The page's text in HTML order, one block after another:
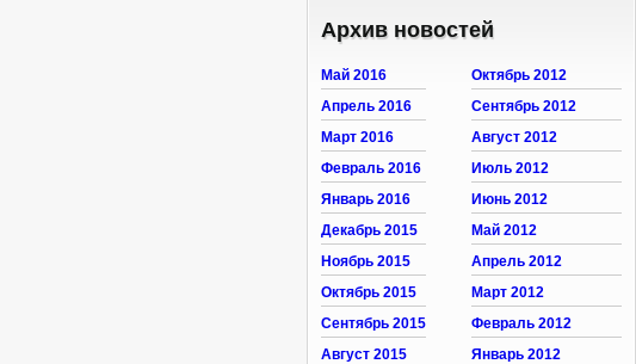
Архив новостей
Май 2016
Апрель 2016
Март 2016
Февраль 2016
Январь 2016
Декабрь 2015
Ноябрь 2015
Октябрь 2015
Сентябрь 2015
Август 2015
Октябрь 2012
Сентябрь 2012
Август 2012
Июль 2012
Июнь 2012
Май 2012
Апрель 2012
Март 2012
Февраль 2012
Январь 2012